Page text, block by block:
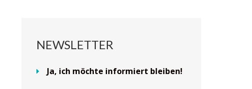
NEWSLETTER
Ja, ich möchte informiert bleiben!